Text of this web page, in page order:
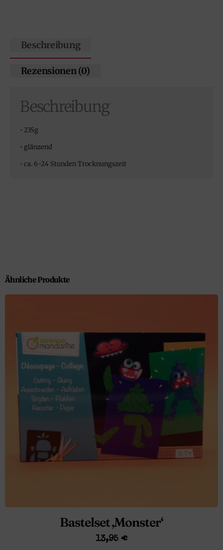
Beschreibung
Rezensionen (0)
Beschreibung
• 235g
• glänzend
• ca. 6-24 Stunden Trocknungszeit
Ähnliche Produkte
Bastelset ‚Monster‘
13,95 €